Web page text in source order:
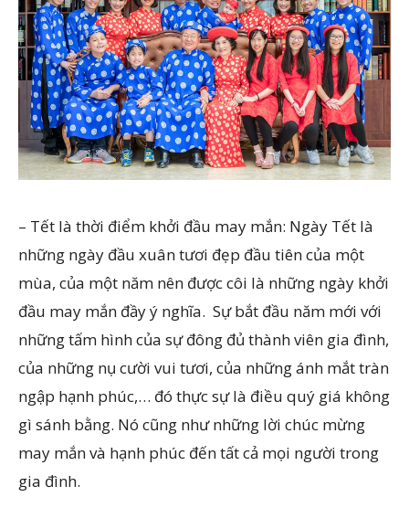
– Tết là thời điểm khởi đầu may mắn: Ngày Tết là
những ngày đầu xuân tươi đẹp đầu tiên của một
mùa, của một năm nên được côi là những ngày khởi
đầu may mắn đầy ý nghĩa. Sự bắt đầu năm mới với
những tấm hình của sự đông đủ thành viên gia đình,
của những nụ cười vui tươi, của những ánh mắt tràn
ngập hạnh phúc,… đó thực sự là điều quý giá không
gì sánh bằng. Nó cũng như những lời chúc mừng
may mắn và hạnh phúc đến tất cả mọi người trong
gia đình.